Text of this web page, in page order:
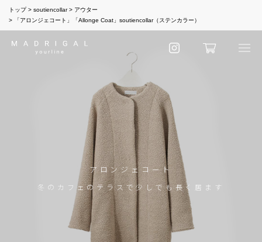
トップ soutiencollar
アウター
「アロンジェコート」「Allonge Coat」soutiencollar（ステンカラー）
アロンジェコート
冬のカフェのテラスで少しでも長く居ます